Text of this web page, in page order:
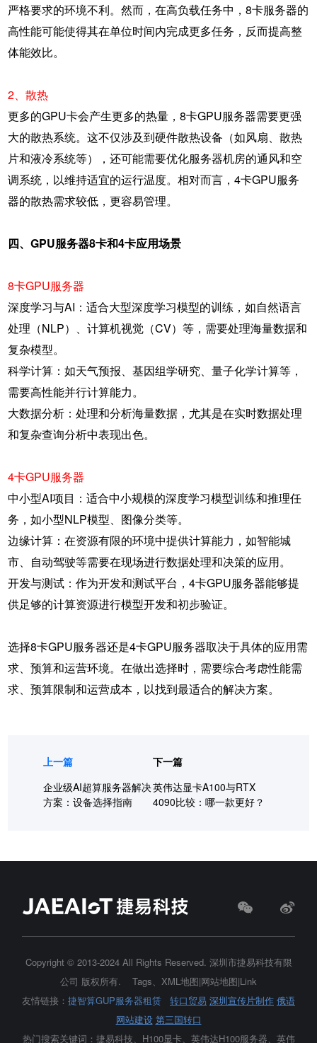
严格要求的环境不利。然而，在高负载任务中，8卡服务器的
高性能可能使得其在单位时间内完成更多任务，反而提高整
体能效比。
2、散热
更多的GPU卡会产生更多的热量，8卡GPU服务器需要更强
大的散热系统。这不仅涉及到硬件散热设备（如风扇、散热
片和液冷系统等），还可能需要优化服务器机房的通风和空
调系统，以维持适宜的运行温度。相对而言，4卡GPU服务
器的散热需求较低，更容易管理。
四、GPU服务器8卡和4卡应用场景
8卡GPU服务器
深度学习与AI：适合大型深度学习模型的训练，如自然语言
处理（NLP）、计算机视觉（CV）等，需要处理海量数据和
复杂模型。
科学计算：如天气预报、基因组学研究、量子化学计算等，
需要高性能并行计算能力。
大数据分析：处理和分析海量数据，尤其是在实时数据处理
和复杂查询分析中表现出色。
4卡GPU服务器
中小型AI项目：适合中小规模的深度学习模型训练和推理任
务，如小型NLP模型、图像分类等。
边缘计算：在资源有限的环境中提供计算能力，如智能城
市、自动驾驶等需要在现场进行数据处理和决策的应用。
开发与测试：作为开发和测试平台，4卡GPU服务器能够提
供足够的计算资源进行模型开发和初步验证。
选择8卡GPU服务器还是4卡GPU服务器取决于具体的应用需
求、预算和运营环境。在做出选择时，需要综合考虑性能需
求、预算限制和运营成本，以找到最适合的解决方案。
上一篇
企业级AI超算服务器解决
方案：设备选择指南
下一篇
英伟达显卡A100与RTX
4090比较：哪一款更好？
Copyright © 2013-2024 All Rights Reserved. 深圳市捷易科技有限
公司 版权所有. Tags、 XML地图|网站地图|Link
友情链接： 捷智算GUP服务器租赁 转口贸易 深圳宣传片制作 俄语
网站建设 第三国转口
热门搜索关键词：捷易科技、H100显卡、 英伟达H100服务器、英伟